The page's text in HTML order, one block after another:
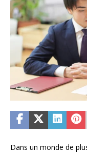
Dans un monde de